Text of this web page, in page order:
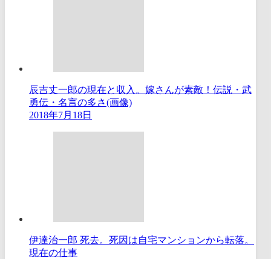
辰吉丈一郎の現在と収入。嫁さんが素敵！伝説・武
勇伝・名言の多さ(画像)
2018年7月18日
伊達治一郎 死去。死因は自宅マンションから転落。
現在の仕事